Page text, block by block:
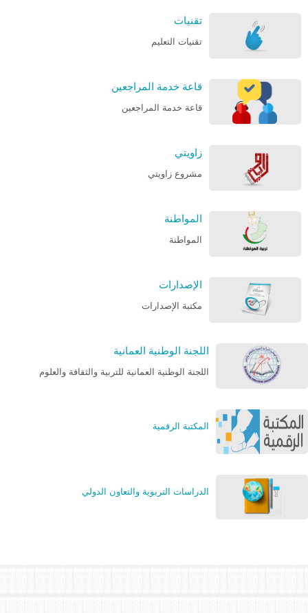
تقنيات
تقنيات التعليم
قاعة خدمة المراجعين
قاعة خدمة المراجعين
زاويتي
مشروع زاويتي
المواطنة
المواطنة
الإصدارات
مكتبة الإصدارات
اللجنة الوطنية العمانية
اللجنة الوطنية العمانية للتربية والثقافة والعلوم
المكتبة الرقمية
الدراسات التربوية والتعاون الدولي